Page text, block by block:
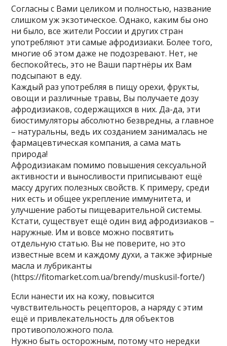
Согласны с Вами целиком и полностью, название
слишком уж экзотическое. Однако, каким бы оно
ни было, все жители России и других стран
употребляют эти самые афродизиаки. Более того,
многие об этом даже не подозревают. Нет, не
беспокойтесь, это не Ваши партнёры их Вам
подсыпают в еду.
Каждый раз употребляя в пищу орехи, фрукты,
овощи и различные травы, Вы получаете дозу
афродизиаков, содержащихся в них. Да-да, эти
биостимуляторы абсолютно безвредны, а главное
– натуральны, ведь их созданием занималась не
фармацевтическая компания, а сама мать
природа!
Афродизиакам помимо повышения сексуальной
активности и выносливости приписывают ещё
массу других полезных свойств. К примеру, среди
них есть и общее укрепление иммунитета, и
улучшение работы пищеварительной системы.
Кстати, существует ещё один вид афродизиаков –
наружные. Им и вовсе можно посвятить
отдельную статью. Вы не поверите, но это
известные всем и каждому духи, а также эфирные
масла и лубриканты
(https://fitomarket.com.ua/brendy/muskusil-forte/)
Если нанести их на кожу, повысится
чувствительность рецепторов, а наряду с этим
ещё и привлекательность для объектов
противоположного пола.
Нужно быть осторожным, потому что нередки